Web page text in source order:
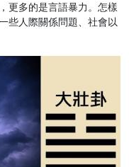
更多的是言語暴力。怎樣
些人際關係問題、社會以